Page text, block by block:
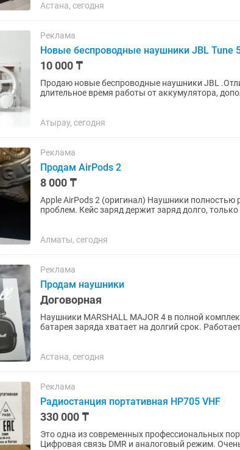
Астана, сегодня
Реклама
Новые беспроводные наушники JBL Tune
10 000 ₸
Продаю новые беспроводные наушники JBL
длительное время работы от аккумулятора,
Атырау, сегодня
Реклама
Продам AirPods 2
8 000 ₸
Apple AirPods 2 (оригинал) Наушники полностью рабочие, звук хороший, подключаются без
проблем. Кейс заряд держит заряд долго,
Алматы, сегодня
Реклама
Продам наушники
Договорная
Наушники MARSHALL MAJOR 4 в полной
батарея заряда хватает на долгий срок.
Астана, сегодня
Реклама
Радиостанция портативная HP705 VHF
330 000 ₸
Это одна из современных профессиональных портативных
Цифровая связь DMR и аналоговый режим. Очень чистый звук, хорошее шумоподавление.